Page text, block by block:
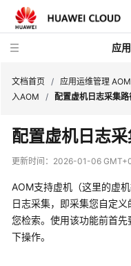
应
最
新
动
产
品
介
文档首页 / 应用运维管理 AOM
入AOM
/ 配置虚机日志采集路
配置虚机日志
更新时间： 2026-01-06
AOM支持虚机（这里的虚
日志采集，即采集您自定
您检索。使用该功能前首
下操作。